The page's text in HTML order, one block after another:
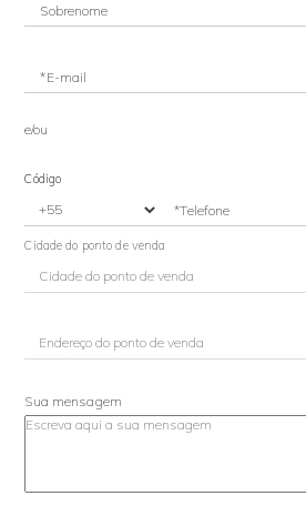
Sobrenome
*E-mail
e/ou
Código
*Telefone
Cidade do ponto de venda
Sua mensagem